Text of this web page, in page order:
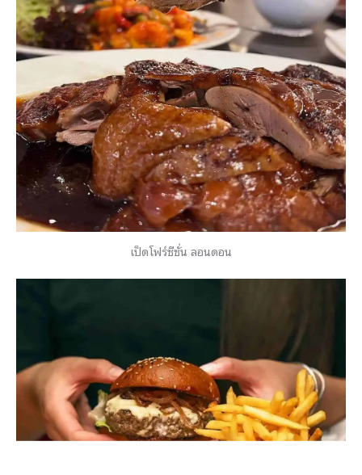
เป็ดโฟร์ซีซั่น ลอนดอน